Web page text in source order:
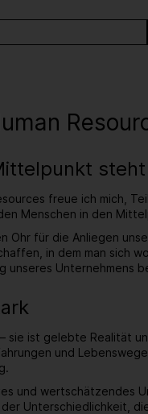
steht
freue ich mich,
Menschen in den
Ohr für die Anliegen
in dem man sich
unseres Unternehmens
sie ist gelebte Realität
und
und wertschätzendes
Unterschiedlichkeit,